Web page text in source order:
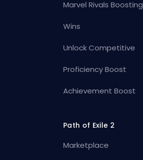
Marvel Rivals Boosting
Wins
Unlock Competitive
Proficiency Boost
Achievement Boost
Path of Exile 2
Marketplace